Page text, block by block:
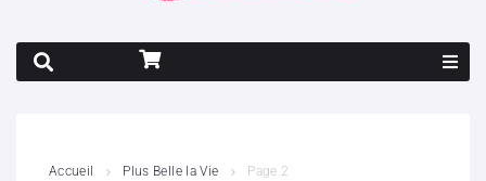
Accueil Plus Belle la Vie Page 2